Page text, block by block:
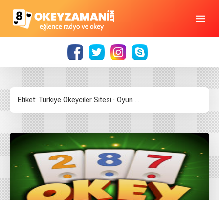
Etiket: Turkiye Okeyciler Sitesi · Oyun …